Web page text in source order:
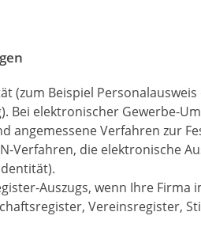
(zum Beispiel
Bei elektronischer Gewerbe-
angemessene Verfahren zur
Verfahren, die elektronische
Auszugs, wenn Ihre
Vereinsregister,